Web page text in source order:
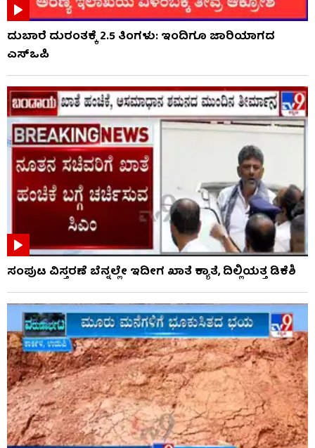
ದುಬಾರೆ ದುರಂತಕ್ಕೆ 2.5 ತಿಂಗಳು: ಇಂದಿಗೂ ಜಾರಿಯಾಗದ
ಎಸ್‌ಒಪಿ
ಸಂಪುಟ ವಿಸ್ತರಣೆ ಬೆನ್ನಲ್ಲೇ ಇದೀಗ ಖಾತೆ ಕ್ಯಾತೆ, ದಿಲ್ಲಿಯತ್ತ ಡಿಕೆಶಿ